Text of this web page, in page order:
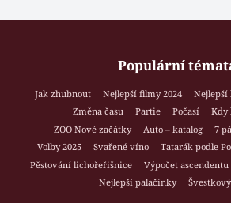
Populární
Jak zhubnout Nejlepší filmy 2024 Nejlepší
Změna času
Partie Počasí
Kdy
ZOO Nové začátky
Auto – katalog
7
Volby 2025
Svařené víno Tatarák podle
Pěstování lichořeřišnice
Výpočet ascendentu
Nejlepší palačinky